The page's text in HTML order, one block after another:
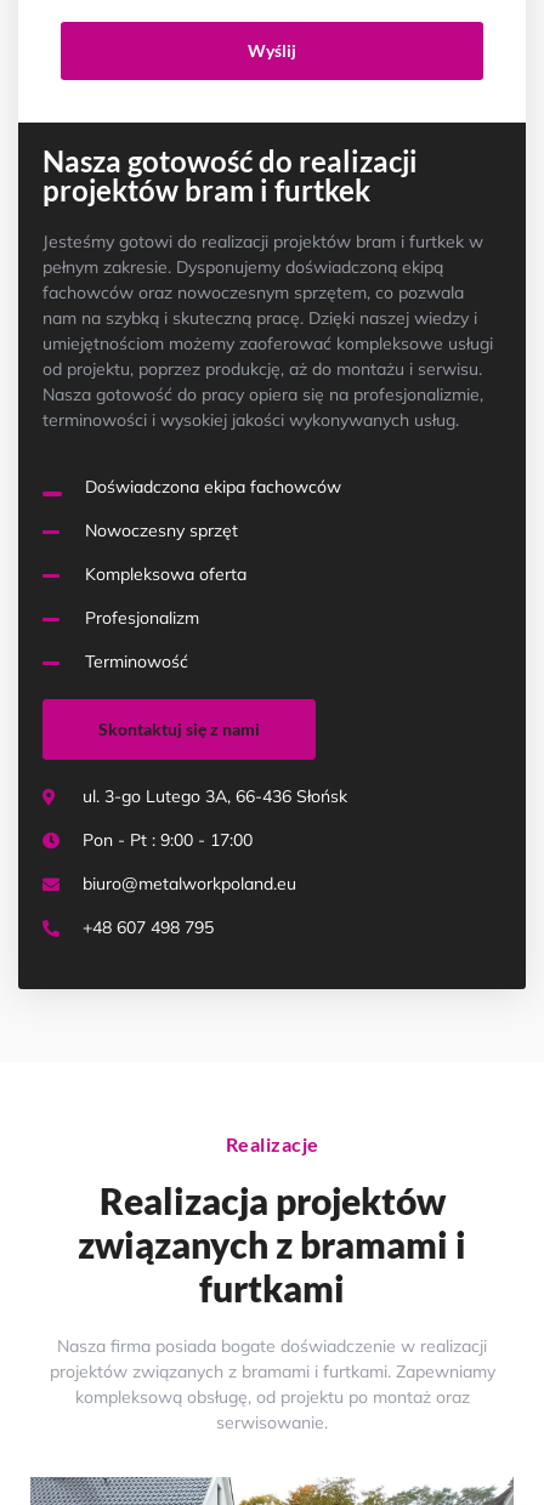
Nasza gotowość do realizacji
projektów bram i furtkek
Jesteśmy gotowi do realizacji projektów bram i furtkek w
pełnym zakresie. Dysponujemy doświadczoną ekipą
fachowców oraz nowoczesnym sprzętem, co pozwala
nam na szybką i skuteczną pracę. Dzięki naszej wiedzy i
umiejętnościom możemy zaoferować kompleksowe usługi
od projektu, poprzez produkcję, aż do montażu i serwisu.
Nasza gotowość do pracy opiera się na profesjonalizmie,
terminowości i wysokiej jakości wykonywanych usług.
Doświadczona ekipa fachowców
Nowoczesny sprzęt
Kompleksowa oferta
Profesjonalizm
Terminowość
Skontaktuj się z nami
ul. 3-go Lutego 3A, 66-436 Słońsk
Pon - Pt : 9:00 - 17:00
biuro@metalworkpoland.eu
+48 607 498 795
Wyślij
Realizacje
Realizacja projektów
związanych z bramami i
furtkami
Nasza firma posiada bogate doświadczenie w realizacji
projektów związanych z bramami i furtkami. Zapewniamy
kompleksową obsługę, od projektu po montaż oraz
serwisowanie.